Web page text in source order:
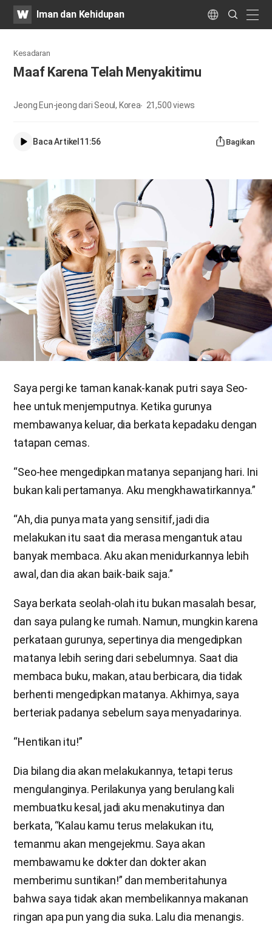
WATVIman dan Kehidupan Language
Search
Submit
Kesadaran
Maaf Karena Telah Menyakitimu
Jeong Eun-jeong dari Seoul, Korea 21,500views
Baca Artikel11:56 Bagikan
Saya pergi ke taman kanak-kanak putri saya Seo-
hee untuk menjemputnya. Ketika gurunya
membawanya keluar, dia berkata kepadaku dengan
tatapan cemas.
“Seo-hee mengedipkan matanya sepanjang hari. Ini
bukan kali pertamanya. Aku mengkhawatirkannya.”
“Ah, dia punya mata yang sensitif, jadi dia
melakukan itu saat dia merasa mengantuk atau
banyak membaca. Aku akan menidurkannya lebih
awal, dan dia akan baik-baik saja.”
Saya berkata seolah-olah itu bukan masalah besar,
dan saya pulang ke rumah. Namun, mungkin karena
perkataan gurunya, sepertinya dia mengedipkan
matanya lebih sering dari sebelumnya. Saat dia
membaca buku, makan, atau berbicara, dia tidak
berhenti mengedipkan matanya. Akhirnya, saya
berteriak padanya sebelum saya menyadarinya.
“Hentikan itu!”
Dia bilang dia akan melakukannya, tetapi terus
mengulanginya. Perilakunya yang berulang kali
membuatku kesal, jadi aku menakutinya dan
berkata, “Kalau kamu terus melakukan itu,
temanmu akan mengejekmu. Saya akan
membawamu ke dokter dan dokter akan
memberimu suntikan!” dan memberitahunya
bahwa saya tidak akan membelikannya makanan
ringan apa pun yang dia suka. Lalu dia menangis.